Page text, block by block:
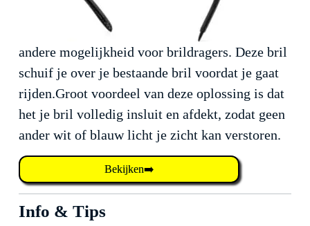
andere mogelijkheid voor brildragers. Deze bril
schuif je over je bestaande bril voordat je gaat
rijden.Groot voordeel van deze oplossing is dat
het je bril volledig insluit en afdekt, zodat geen
ander wit of blauw licht je zicht kan verstoren.
Bekijken➡️
Info & Tips